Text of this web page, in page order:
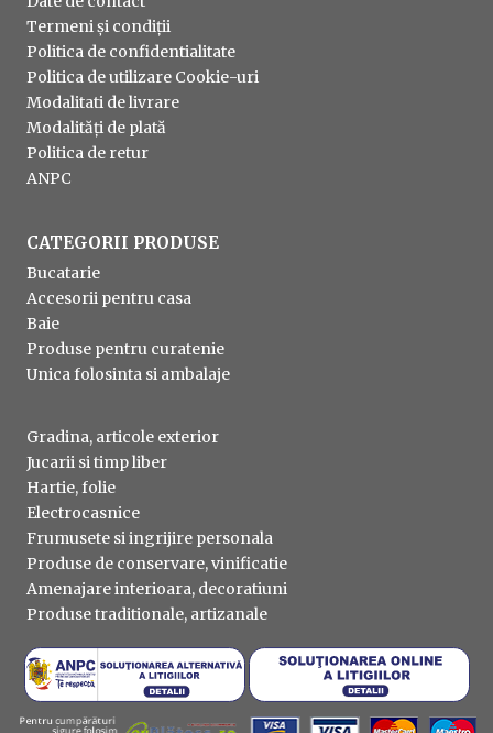
Termeni și condiții
Politica de confidentialitate
Politica de utilizare Cookie-uri
Modalitati de livrare
Modalități de plată
Politica de retur
ANPC
CATEGORII PRODUSE
Bucatarie
Accesorii pentru casa
Baie
Produse pentru curatenie
Unica folosinta si ambalaje
Gradina, articole exterior
Jucarii si timp liber
Hartie, folie
Electrocasnice
Frumusete si ingrijire personala
Produse de conservare, vinificatie
Amenajare interioara, decoratiuni
Produse traditionale, artizanale